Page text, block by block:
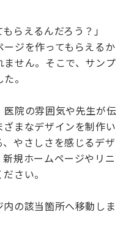
らえるんだろう？」
ージを作ってもらえるか
せん。そこで、サンプ
。
院の雰囲気や先生が伝
まなデザインを制作い
やさしさを感じるデザ
規ホームページやリニ
さい。
の該当箇所へ移動しま